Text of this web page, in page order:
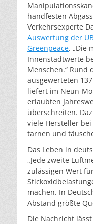
handfesten
Verkehrsexperte
Auswertung der
Greenpeace. „Die
Innenstadtwerte
Menschen.“ Rund
ausgewerteten
liefert im Neun-
erlaubten
überschreiten.
viele Hersteller
tarnen und
Das Leben in
„Jede zweite
zulässigen Wert
machen. In
Abstand größte
Die Nachricht